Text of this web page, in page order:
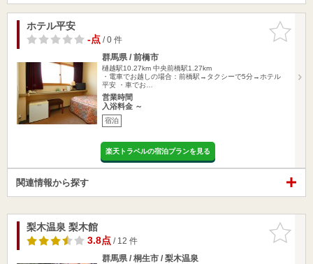
お気に入
りに追加
ホテル平安
-点/ 0 件
群馬県 / 前橋市
樋越駅10.27km 中央前橋駅1.27km
・電車でお越しの場合：前橋駅→タクシーで5分→ホテル
平安 ・車でお…
営業時間
入浴料金 ～
宿泊
楽天トラベルの宿泊プランを見る
関連情報から探す
お気に入
りに追加
梨木温泉 梨木館
3.8点/ 12 件
群馬県 / 桐生市 / 梨木温泉